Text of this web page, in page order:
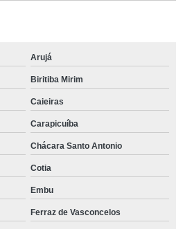
Arujá
Biritiba Mirim
Caieiras
Carapicuíba
Chácara Santo Antonio
Cotia
Embu
Ferraz de Vasconcelos